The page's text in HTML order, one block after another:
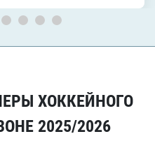
ХОККЕЙНОГО
2025/2026